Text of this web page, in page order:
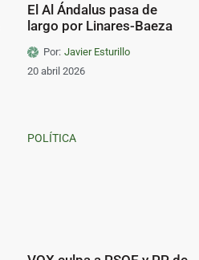
El Al Ándalus pasa de
largo por Linares-Baeza
Por: Javier Esturillo
20 abril 2026
POLÍTICA